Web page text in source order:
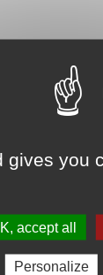
you
accept all
Personalize